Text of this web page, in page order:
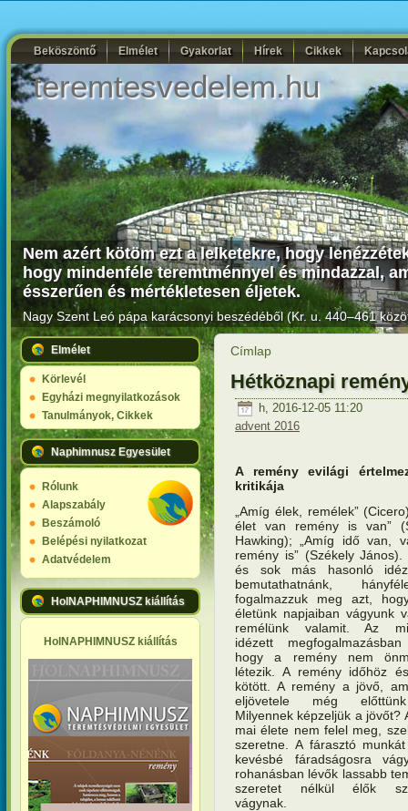
Beköszöntő Elmélet Gyakorlat Hírek Cikkek
teremtesvedelem.hu
Nem azért kötöm ezt a lelketekre, hogy
hogy mindenféle teremtménnyel és mindazzal,
ésszerűen és mértékletesen éljetek.
Nagy Szent Leó pápa karácsonyi beszédéből (Kr. u. 440–461
Elmélet
Körlevél
Egyházi megnyilatkozások
Tanulmányok, Cikkek
Naphimnusz Egyesület
Rólunk
Alapszabály
Beszámoló
Belépési nyilatkozat
Adatvédelem
HolNAPHIMNUSZ kiállítás
HolNAPHIMNUSZ kiállítás
Címlap
Hétköznapi
h, 2016-12-05 11:20
advent 2016
A remény evilági
kritikája
„Amíg élek, remélek”
élet van remény is van”
Hawking); „Amíg idő van,
remény is” (Székely János).
és sok más hasonló
bemutathatnánk,
fogalmazzuk meg azt,
életünk napjaiban vágyunk
remélünk valamit. Az
idézett
hogy a remény nem
létezik. A remény időhöz
kötött. A remény a jövő,
eljövetele még
Milyennek képzeljük a jövőt?
mai élete nem felel meg,
szeretne. A fárasztó
kevésbé fáradságosra
rohanásban lévők lassabb
szeretet nélkül élők
vágynak.